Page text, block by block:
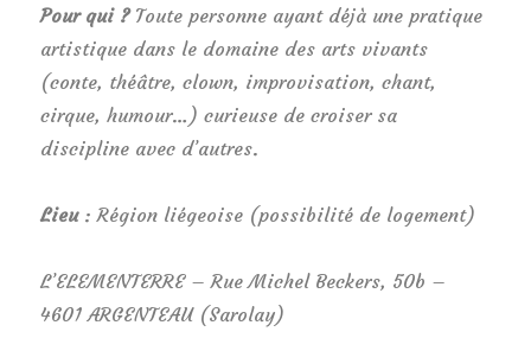
Pour qui ?Toute personne ayant déjà une pratique
artistique dans le domaine des arts vivants
(conte, théâtre, clown, improvisation, chant,
cirque, humour…) curieuse de croiser sa
discipline avec d’autres.
Lieu: Région liégeoise (possibilité de logement)
L’ELEMENTERRE – Rue Michel Beckers, 50b –
4601 ARGENTEAU (Sarolay)